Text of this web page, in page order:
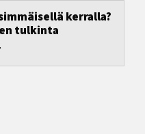
kerralla?
tulkinta